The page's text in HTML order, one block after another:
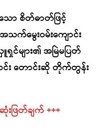
ော စိတ်ဓာတ်ဖြင့်
မွေးဝမ်းကျောင်း
များ၏ အမြဲမပြတ်
း တောင်းဆို တိုက်တွန်း
ဖြတ်ချက် +++